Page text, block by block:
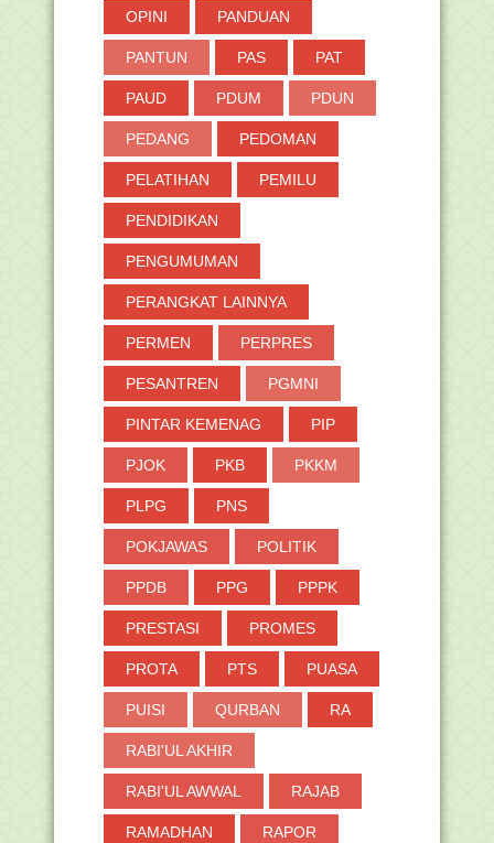
OPINI PANDUAN
PANTUN PAS PAT
PAUD PDUM PDUN
PEDANG PEDOMAN
PELATIHAN PEMILU
PENDIDIKAN
PENGUMUMAN
PERANGKAT LAINNYA
PERMEN PERPRES
PESANTREN PGMNI
PINTAR KEMENAG PIP
PJOK PKB PKKM
PLPG PNS
POKJAWAS POLITIK
PPDB PPG PPPK
PRESTASI PROMES
PROTA PTS PUASA
PUISI QURBAN RA
RABI'UL AKHIR
RABI'UL AWWAL RAJAB
RAMADHAN RAPOR